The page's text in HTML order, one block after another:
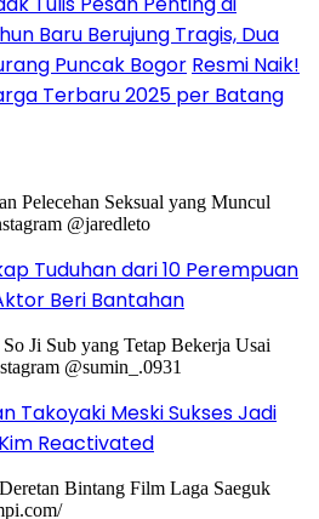
Baru Berujung Tragis, Dua
Puncak Bogor Resmi Naik!
Terbaru 2025 per Batang
Tuduhan dari 10 Perempuan
Beri Bantahan
Takoyaki Meski Sukses Jadi
Reactivated